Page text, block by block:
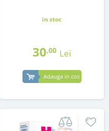
in stoc
30,00 Lei
Adauga in cos